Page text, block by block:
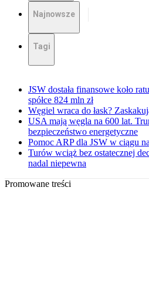
Najnowsze
Tagi
JSW dostała finansowe koło
spółce 824 mln zł
Węgiel wraca do łask?
USA mają węgla na 600 lat.
bezpieczeństwo energetyczne
Pomoc ARP dla JSW w ciągu
Turów wciąż bez ostatecznej
nadal niepewna
Promowane treści